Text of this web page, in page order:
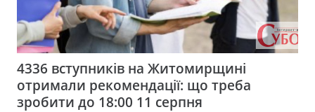
4336 вступників на Житомирщині
отримали рекомендації: що треба
зробити до 18:00 11 серпня